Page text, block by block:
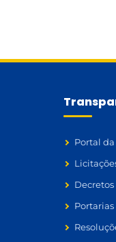
Portal
Decretos
Portarias